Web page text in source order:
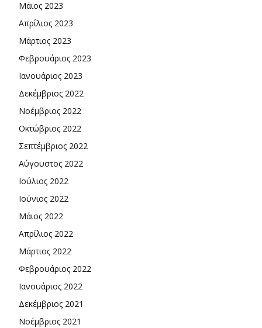
Μάιος 2023
Απρίλιος 2023
Μάρτιος 2023
Φεβρουάριος 2023
Ιανουάριος 2023
Δεκέμβριος 2022
Νοέμβριος 2022
Οκτώβριος 2022
Σεπτέμβριος 2022
Αύγουστος 2022
Ιούλιος 2022
Ιούνιος 2022
Μάιος 2022
Απρίλιος 2022
Μάρτιος 2022
Φεβρουάριος 2022
Ιανουάριος 2022
Δεκέμβριος 2021
Νοέμβριος 2021